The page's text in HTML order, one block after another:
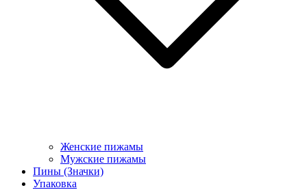
Женские пижамы
Мужские пижамы
Пины (Значки)
Упаковка